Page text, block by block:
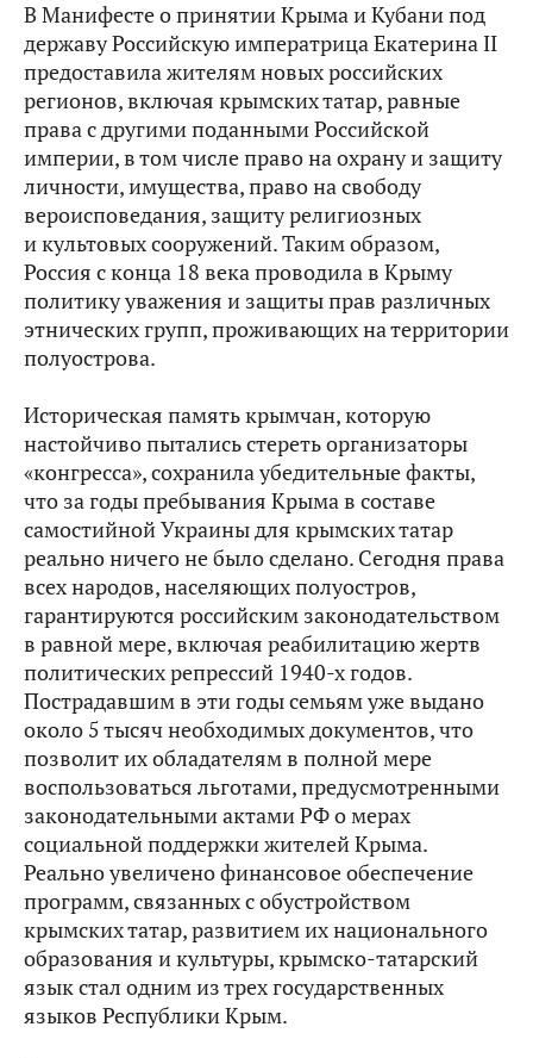
В Манифесте о принятии Крыма и Кубани под
державу Российскую императрица Екатерина II
предоставила жителям новых российских
регионов, включая крымских татар, равные
права с другими поданными Российской
империи, в том числе право на охрану и защиту
личности, имущества, право на свободу
вероисповедания, защиту религиозных
и культовых сооружений. Таким образом,
Россия с конца 18 века проводила в Крыму
политику уважения и защиты прав различных
этнических групп, проживающих на территории
полуострова.
Историческая память крымчан, которую
настойчиво пытались стереть организаторы
«конгресса», сохранила убедительные факты,
что за годы пребывания Крыма в составе
самостийной Украины для крымских татар
реально ничего не было сделано. Сегодня права
всех народов, населяющих полуостров,
гарантируются российским законодательством
в равной мере, включая реабилитацию жертв
политических репрессий 1940-х годов.
Пострадавшим в эти годы семьям уже выдано
около 5 тысяч необходимых документов, что
позволит их обладателям в полной мере
воспользоваться льготами, предусмотренными
законодательными актами РФ о мерах
социальной поддержки жителей Крыма.
Реально увеличено финансовое обеспечение
программ, связанных с обустройством
крымских татар, развитием их национального
образования и культуры, крымско-татарский
язык стал одним из трех государственных
языков Республики Крым.